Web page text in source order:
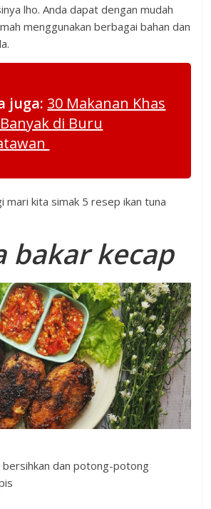
lho. Anda dapat dengan mudah
menggunakan berbagai bahan dan
juga: 30 Makanan Khas
di Buru
mari kita simak 5 resep ikan tuna
bakar kecap
bersihkan dan potong-potong